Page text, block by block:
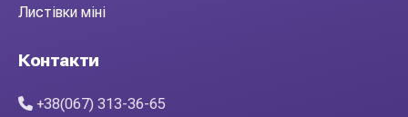
Листівки міні
Контакти
+38(067) 313-36-65